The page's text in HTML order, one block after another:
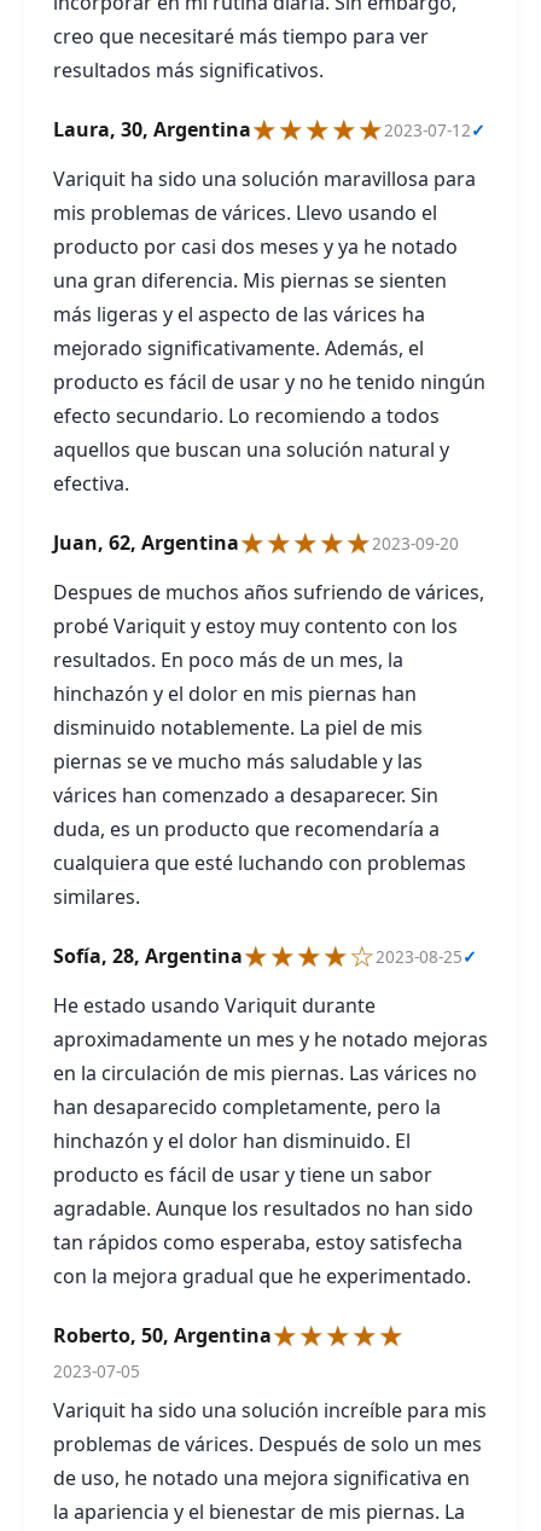
creo que necesitaré más tiempo para ver
resultados más significativos.
Laura, 30, Argentina★★★★★2023-07-12✓
Variquit ha sido una solución maravillosa para
mis problemas de várices. Llevo usando el
producto por casi dos meses y ya he notado
una gran diferencia. Mis piernas se sienten
más ligeras y el aspecto de las várices ha
mejorado significativamente. Además, el
producto es fácil de usar y no he tenido ningún
efecto secundario. Lo recomiendo a todos
aquellos que buscan una solución natural y
efectiva.
Juan, 62, Argentina★★★★★2023-09-20
Despues de muchos años sufriendo de várices,
probé Variquit y estoy muy contento con los
resultados. En poco más de un mes, la
hinchazón y el dolor en mis piernas han
disminuido notablemente. La piel de mis
piernas se ve mucho más saludable y las
várices han comenzado a desaparecer. Sin
duda, es un producto que recomendaría a
cualquiera que esté luchando con problemas
similares.
Sofía, 28, Argentina★★★★☆2023-08-25✓
He estado usando Variquit durante
aproximadamente un mes y he notado mejoras
en la circulación de mis piernas. Las várices no
han desaparecido completamente, pero la
hinchazón y el dolor han disminuido. El
producto es fácil de usar y tiene un sabor
agradable. Aunque los resultados no han sido
tan rápidos como esperaba, estoy satisfecha
con la mejora gradual que he experimentado.
Roberto, 50, Argentina★★★★★
2023-07-05
Variquit ha sido una solución increíble para mis
problemas de várices. Después de solo un mes
de uso, he notado una mejora significativa en
la apariencia y el bienestar de mis piernas. La